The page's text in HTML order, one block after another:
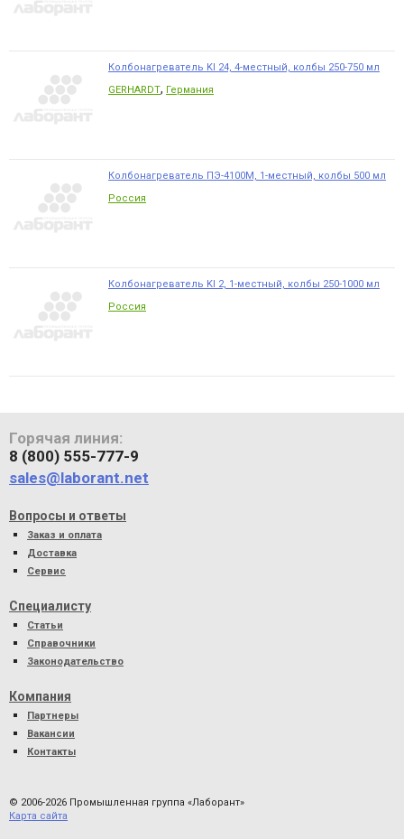
Колбонагреватель KI 24, 4-местный, колбы 250-750 мл
GERHARDT, Германия
Колбонагреватель ПЭ-4100М, 1-местный, колбы 500 мл
Россия
Колбонагреватель KI 2, 1-местный, колбы 250-1000 мл
Россия
Горячая линия:
8 (800) 555-777-9
sales@laborant.net
Вопросы и ответы
Заказ и оплата
Доставка
Сервис
Специалисту
Статьи
Справочники
Законодательство
Компания
Партнеры
Вакансии
Контакты
© 2006-2026 Промышленная группа «Лаборант»
Карта сайта